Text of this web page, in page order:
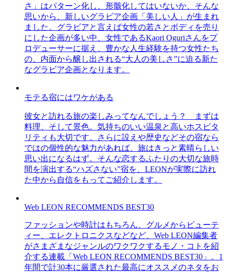
さ」はパターン化し、形骸化してはいないか、そんな
思いから、新しいグラビア企画「美しい人」が生まれ
ました。グラビアと言えば女性の若さとボディを売り
にした企画が多い中、女性であるKaori Oguriさんをプ
ロデューサーに据え、豊かな人生経験を持つ女性たち
の、内面から醸し出される“大人の美しさ”に迫る新た
なグラビア企画となります。
モテる宿にはワケがある
彼女と訪れる旅の楽しみってなんでしょう？ まずは
料理、そして景色。気持ちのいい温泉と高いホスピタ
リティも大切です。さらに設えや歴史などその宿なら
ではの個性的な魅力があれば、旅はきっと素晴らしい
思い出になるはず。そんな恋するふたりの大切な旅時
間を演出する“ハズさない”宿を、LEONが実際に訪れ
た中から自信をもってご紹介します。
Web LEON RECOMMENDS BEST30
ファッションや時計はもちろん、グルメからビューテ
ィー、エレクトロニクスなどなど、Web LEON編集者
がさまざまなジャンルのワクワクするモノ・コトを紹
介する連載「Web LEON RECOMMENDS BEST30」。1
年間で計30本に厳選された最高にオススメのネタをお